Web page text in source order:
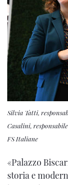
Silvia Tatti,
Casalini,
FS Italiane
«Palazzo
storia e